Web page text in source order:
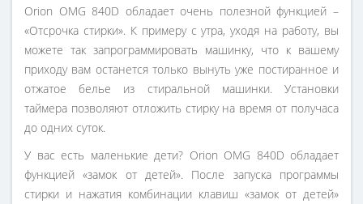
Orion OMG 840D обладает очень полезной функцией –
«Отсрочка стирки». К примеру с утра, уходя на работу, вы
можете так запрограммировать машинку, что к вашему
приходу вам останется только вынуть уже постиранное и
отжатое белье из стиральной машинки. Установки
таймера позволяют отложить стирку на время от получаса
до одних суток.
У вас есть маленькие дети? Orion OMG 840D обладает
функцией «замок от детей». После запуска программы
стирки и нажатия комбинации клавиш «замок от детей»